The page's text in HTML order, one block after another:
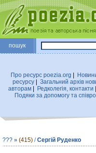
пошук
Про ресурс poezia.org
ресурсу| Загальний архiв
авторам
Редколегiя, контакти
Подяки за допомогу та
??? » (415) /Сергiй Руденко